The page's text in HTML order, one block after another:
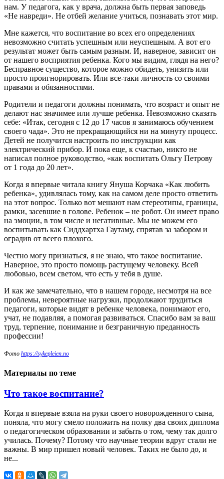
нам. У педагога, как у врача, должна быть первая заповедь
«Не навреди». Не отбей желание учиться, познавать этот мир.
Мне кажется, что воспитание во всех его определениях
невозможно считать успешным или неуспешным. А вот его
результат может быть самым разным. И, наверное, зависит он
от нашего восприятия ребенка. Кого мы видим, глядя на него?
Бесправное существо, которое можно обидеть, унизить или
просто проигнорировать. Или все-таки личность со своими
правами и обязанностями.
Родители и педагоги должны понимать, что возраст и опыт не
делают нас значимее или лучше ребенка. Невозможно сказать
себе: «Итак, сегодня с 12 до 17 часов я занимаюсь обучением
своего чада». Это не прекращающийся ни на минуту процесс.
Детей не получится настроить по инструкции как
электрический прибор. И пока еще, к счастью, никто не
написал полное руководство, «как воспитать Ольгу Петрову
от 1 года до 20 лет».
Когда я впервые читала книгу Януша Корчака «Как любить
ребенка», удивлялась тому, как на самом деле просто ответить
на этот вопрос. Только вот мешают нам стереотипы, границы,
рамки, засевшие в голове. Ребенок – не робот. Он имеет право
на эмоции, в том числе и негативные. Мы не можем его
воспитывать как Сиддхартха Гаутаму, спрятав за забором и
оградив от всего плохого.
Честно могу признаться, я не знаю, что такое воспитание.
Наверное, это просто помощь растущему человеку. Всей
любовью, всем светом, что есть у тебя в душе.
И как же замечательно, что в нашем городе, несмотря на все
проблемы, невероятные нагрузки, продолжают трудиться
педагоги, которые видят в ребенке человека, понимают его,
учат, не подавляя, а помогая развиваться. Спасибо вам за ваш
труд, терпение, понимание и безграничную преданность
профессии!
Фото https://sykepleien.no
Материалы по теме
Что такое воспитание?
Когда я впервые взяла на руки своего новорожденного сына,
поняла, что могу смело положить на полку два своих диплома
о педагогическом образовании и забыть о том, чему так долго
училась. Почему? Потому что научные теории вдруг стали не
важны. В мир пришел новый человек. Таких не было до, и
не...